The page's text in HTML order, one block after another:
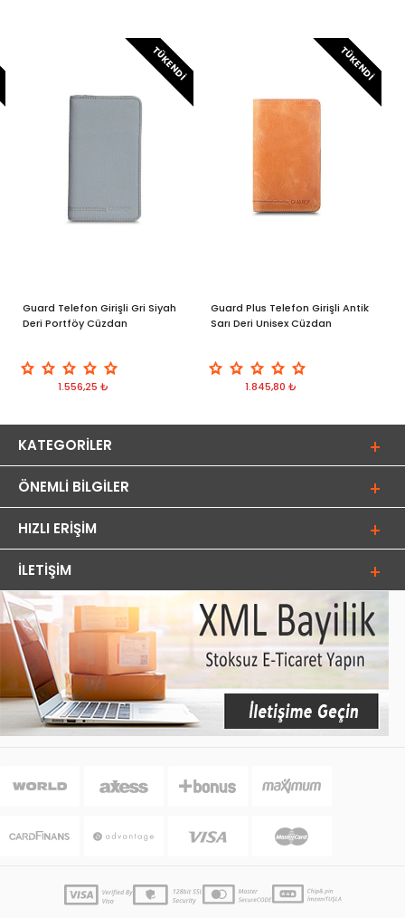
TÜKENDI
Guard Telefon Girişli Gri Siyah
Deri Portföy Cüzdan
1.556,25 ₺
TÜKENDI
Guard Plus Telefon Girişli Antik
Sarı Deri Unisex Cüzdan
1.845,80 ₺
KATEGORILER
ÖNEMLI BILGILER
HIZLI ERIŞIM
İLETIŞIM